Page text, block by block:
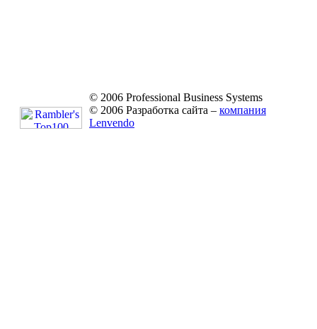
© 2006 Professional Business Systems
© 2006 Разработка сайта – компания
Lenvendo